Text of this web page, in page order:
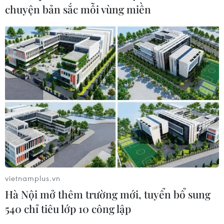
Chứng khoán châu Á đồng loạt tăng
nhờ đà hồi phục của cổ phiếu công
nghệ
05/08/2026 11:00
Thị trường IPO Đông Nam Á nửa đầu
năm 2026: Giá trị tăng, số lượng giảm
05/08/2026 10:07
Doanh thu hậu IPO tăng vọt, cổ
phiếu SpaceX vẫn rớt giá do "đốt
tiền" cho AI
05/08/2026 06:51
chuyện bản sắc mỗi vùng miền
vietnamplus.vn
Hà Nội mở thêm trường mới, tuyển bổ sung
540 chỉ tiêu lớp 10 công lập